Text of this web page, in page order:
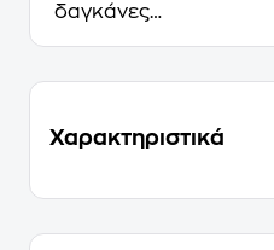
δαγκάνες…
Χαρακτηριστικά